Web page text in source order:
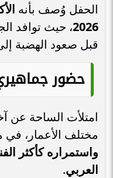
الحفل وُصف بأنه
2026، حيث توافد
قبل صعود الهضبة
حضور
امتلأت الساحة عن
مختلف الأعمار،
واستمراره كأكثر
العربي.